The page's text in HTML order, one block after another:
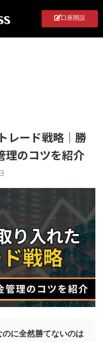
口座開設
レード戦略｜勝
理のコツを紹介
に全然勝てないのは